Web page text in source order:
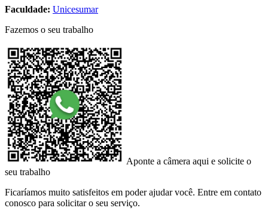
Faculdade: Unicesumar
Fazemos o seu trabalho
Aponte a câmera aqui e solicite o
seu trabalho
Ficaríamos muito satisfeitos em poder ajudar você. Entre em contato
conosco para solicitar o seu serviço.